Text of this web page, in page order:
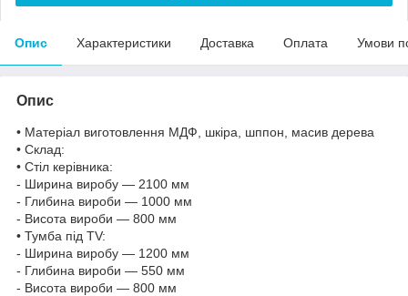
Опис Характеристики Доставка Оплата Умови
Опис
• Матеріал виготовлення МДФ, шкіра, шппон, масив дерева
• Склад:
• Стіл керівника:
- Ширина виробу — 2100 мм
- Глибина вироби — 1000 мм
- Висота вироби — 800 мм
• Тумба під TV:
- Ширина виробу — 1200 мм
- Глибина вироби — 550 мм
- Висота вироби — 800 мм